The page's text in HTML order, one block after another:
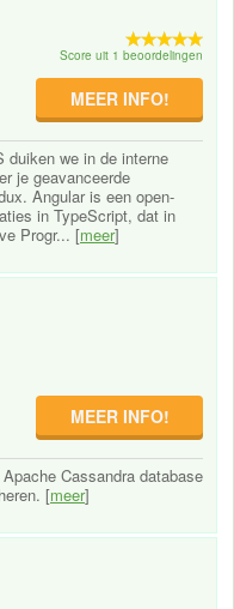
Score uit 1 beoordelingen
MEER INFO!
duiken we in de interne
je geavanceerde
Angular is een open-
in TypeScript, dat in
Progr... [meer]
MEER INFO!
Cassandra database
[meer]